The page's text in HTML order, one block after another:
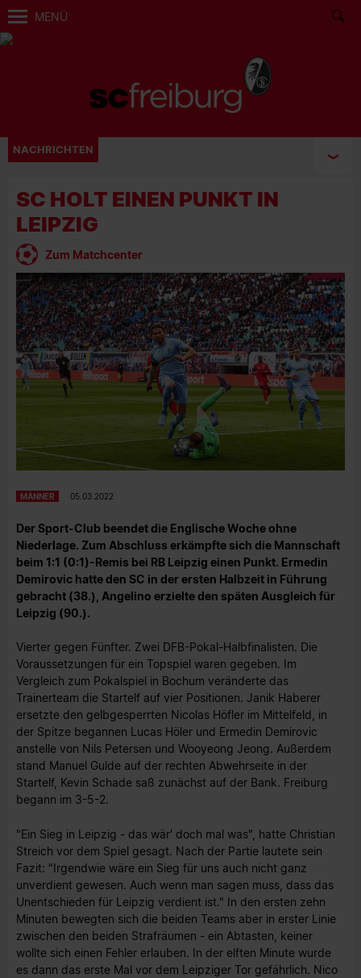
MENÜ
NACHRICHTEN
SC HOLT EINEN PUNKT IN
LEIPZIG
Zum Matchcenter
MÄNNER 05.03.2022
Der Sport-Club beendet die Englische Woche ohne
Niederlage. Zum Abschluss erkämpfte sich die Mannschaft
beim 1:1 (0:1)-Remis bei RB Leipzig einen Punkt. Ermedin
Demirovic hatte den SC in der ersten Halbzeit in Führung
gebracht (38.), Angelino erzielte den späten Ausgleich für
Leipzig (90.).
Vierter gegen Fünfter. Zwei DFB-Pokal-Halbfinalisten. Die
Voraussetzungen für ein Topspiel waren gegeben. Im
Vergleich zum Pokalspiel in Bochum veränderte das
Trainerteam die Startelf auf vier Positionen. Janik Haberer
ersetzte den gelbgesperrten Nicolas Höfler im Mittelfeld, in
der Spitze begannen Lucas Höler und Ermedin Demirovic
anstelle von Nils Petersen und Wooyeong Jeong. Außerdem
stand Manuel Gulde auf der rechten Abwehrseite in der
Startelf, Kevin Schade saß zunächst auf der Bank. Freiburg
begann im 3-5-2.
"Ein Sieg in Leipzig - das wär' doch mal was", hatte Christian
Streich vor dem Spiel gesagt. Nach der Partie lautete sein
Fazit: "Irgendwie wäre ein Sieg für uns auch nicht ganz
unverdient gewesen. Auch wenn man sagen muss, dass das
Unentschieden für Leipzig verdient ist." In den ersten zehn
Minuten bewegten sich die beiden Teams aber in erster Linie
zwischen den beiden Strafräumen - ein Abtasten, keiner
wollte sich einen Fehler erlauben. In der elften Minute wurde
es dann das erste Mal vor dem Leipziger Tor gefährlich. Nico